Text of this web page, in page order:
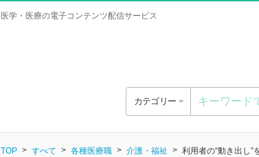
医学・医療の電子コンテンツ配信サービス
カテゴリー
TOP すべて 各種医療職 介護・福祉 利用者の“動き出し”